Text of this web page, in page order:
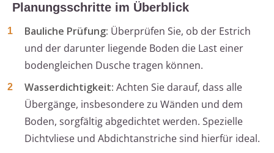
Planungsschritte im Überblick
Bauliche Prüfung: Überprüfen Sie, ob der Estrich
und der darunter liegende Boden die Last einer
bodengleichen Dusche tragen können.
Wasserdichtigkeit: Achten Sie darauf, dass alle
Übergänge, insbesondere zu Wänden und dem
Boden, sorgfältig abgedichtet werden. Spezielle
Dichtvliese und Abdichtanstriche sind hierfür ideal.